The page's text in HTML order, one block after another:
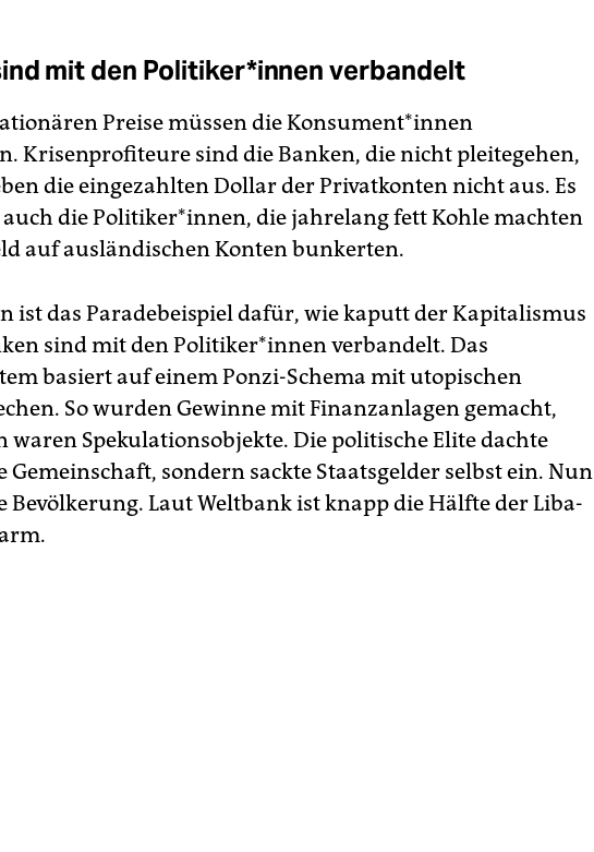
mit den Po­li­ti­ke­r*in­nen verbandelt
Preise müssen die Kon­su­men­t*in­nen
Krisenprofiteure sind die Banken, die nicht pleitegehen,
die eingezahlten Dollar der Privatkonten nicht aus. Es
die Politiker*in­nen, die jahrelang fett Kohle machten
auf ausländischen Konten bunkerten.
ist das Paradebeispiel dafür, wie kaputt der Kapitalismus
sind mit den Politiker*in­nen verbandelt. Das
basiert auf einem Ponzi-Schema mit utopischen
So wurden Gewinne mit Finanzanlagen gemacht,
Spekulationsobjekte. Die politische Elite dachte
Gemeinschaft, sondern sackte Staatsgelder selbst ein. Nun
Bevölkerung. Laut Weltbank ist knapp die Hälfte der Li­ba­